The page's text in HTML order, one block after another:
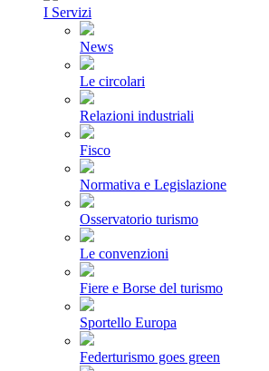
I Servizi
News
Le circolari
Relazioni industriali
Fisco
Normativa e Legislazione
Osservatorio turismo
Le convenzioni
Fiere e Borse del turismo
Sportello Europa
Federturismo goes green